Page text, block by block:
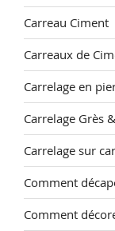
Carreau Ciment
Carreaux de
Carrelage en
Carrelage Grès
Carrelage sur
Comment
Comment